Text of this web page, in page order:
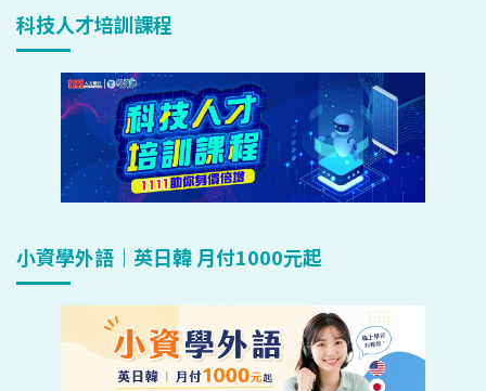
科技人才培訓課程
小資學外語｜英日韓 月付1000元起